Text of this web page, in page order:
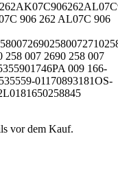
07C906262AL
906 262 AL07C 906
0258007271
258 007 2690 258 007
901746PA 009 166-
59-01170893181OS-
650258845
vor dem Kauf.